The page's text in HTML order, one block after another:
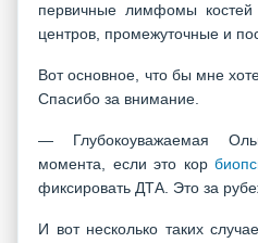
первичные лимфомы костей
центров, промежуточные и
Вот основное, что бы мне
Спасибо за внимание.
— Глубокоуважаемая
момента, если это кор
фиксировать ДТА. Это за
И вот несколько таких